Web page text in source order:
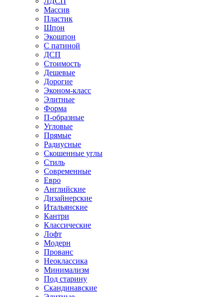
Массив
Пластик
Шпон
Экошпон
С патиной
ДСП
Стоимость
Дешевые
Дорогие
Эконом-класс
Элитные
Форма
П-образные
Угловые
Прямые
Радиусные
Скошенные углы
Стиль
Современные
Евро
Английские
Дизайнерские
Итальянские
Кантри
Классические
Лофт
Модерн
Прованс
Неоклассика
Минимализм
Под старину
Скандинавские